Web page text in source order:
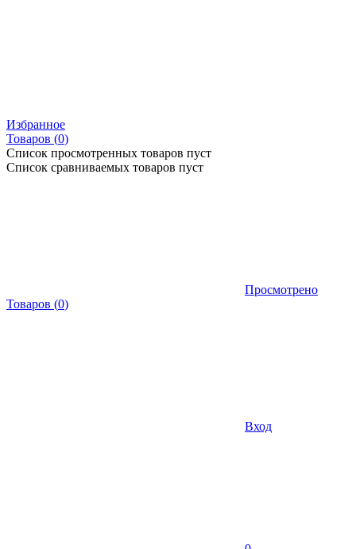
Избранное
Товаров (0)
Список просмотренных товаров пуст
Список сравниваемых товаров пуст
Просмотрено
Товаров (0)
Вход